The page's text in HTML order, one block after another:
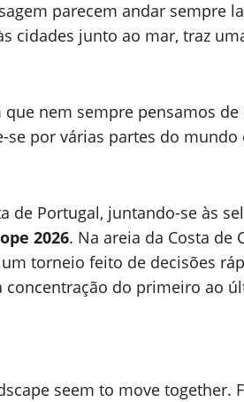
parecem andar sempre
cidades junto ao mar, traz
nem sempre pensamos
por várias partes do mundo
de Portugal, juntando-se às
2026. Na areia da Costa de
torneio feito de decisões
do primeiro ao
seem to move together.